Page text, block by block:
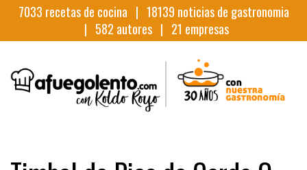
7033 recetas de cocina | 18139 noticias de gastronomia
| 582 autores | 21 empresas